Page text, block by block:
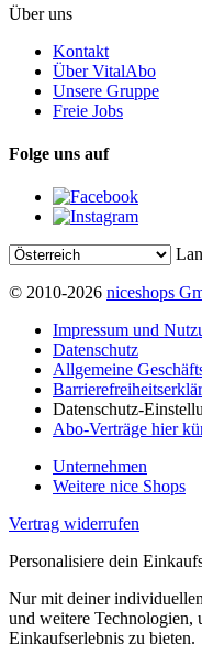
Über uns
Kontakt
Über VitalAbo
Unsere Gruppe
Freie Jobs
Folge uns auf
© 2010-2026 niceshops
Impressum und
Datenschutz
Allgemeine
Datenschutz-
Abo-Verträge hier
Unternehmen
Weitere nice Shops
Vertrag widerrufen
Personalisiere dein
Nur mit deiner
und weitere Technologien,
Einkaufserlebnis zu bieten.